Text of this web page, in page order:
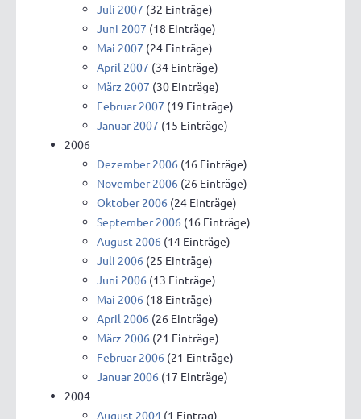
Juli 2007 (32 Einträge)
Juni 2007 (18 Einträge)
Mai 2007 (24 Einträge)
April 2007 (34 Einträge)
März 2007 (30 Einträge)
Februar 2007 (19 Einträge)
Januar 2007 (15 Einträge)
2006
Dezember 2006 (16 Einträge)
November 2006 (26 Einträge)
Oktober 2006 (24 Einträge)
September 2006 (16 Einträge)
August 2006 (14 Einträge)
Juli 2006 (25 Einträge)
Juni 2006 (13 Einträge)
Mai 2006 (18 Einträge)
April 2006 (26 Einträge)
März 2006 (21 Einträge)
Februar 2006 (21 Einträge)
Januar 2006 (17 Einträge)
2004
August 2004 (1 Eintrag)